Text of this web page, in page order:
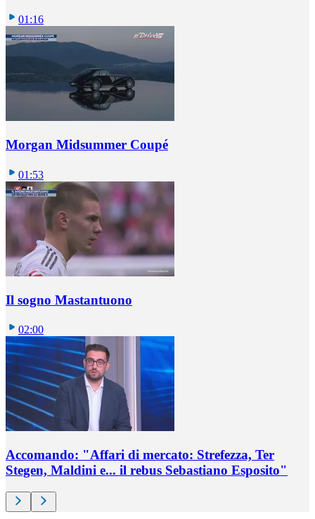
01:16
Morgan Midsummer Coupé
01:53
Il sogno Mastantuono
02:00
Accomando: "Affari di mercato: Strefezza, Ter
Stegen, Maldini e... il rebus Sebastiano Esposito"